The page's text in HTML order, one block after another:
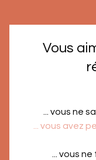
Vous
... vous ne
... vous avez
... vous